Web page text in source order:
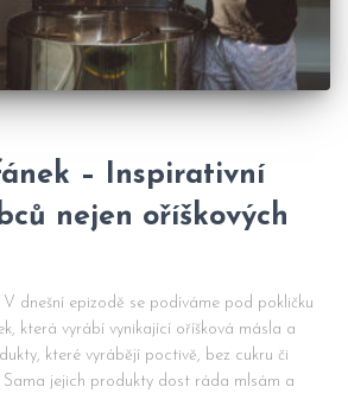
– Inspirativní
nejen oříškových
dnešní epizodě se podíváme pod pokličku
která vyrábí vynikající oříšková másla a
které vyrábějí poctivě, bez cukru či
Sama jejich produkty dost ráda mlsám a